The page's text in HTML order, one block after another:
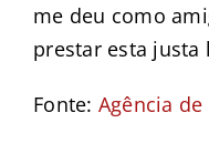
me deu como
prestar esta justa
Fonte: Agência